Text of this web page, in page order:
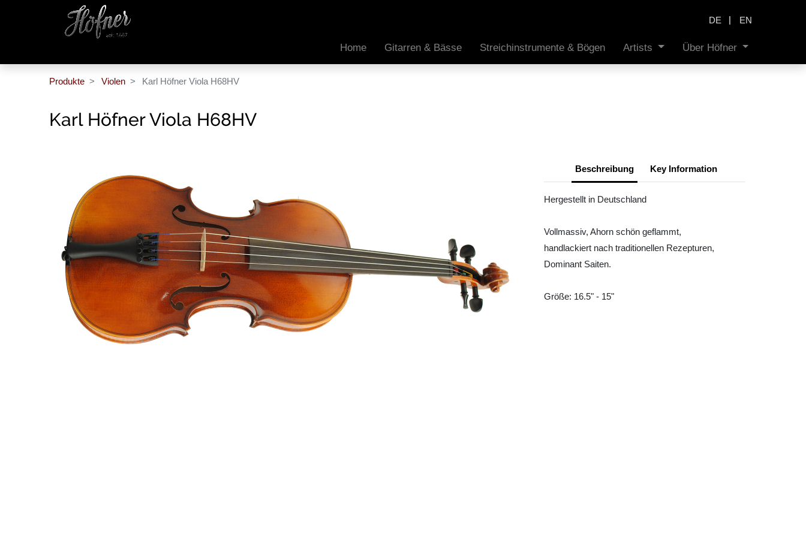
DE | EN
Home Gitarren & Bässe Streichinstrumente & Bögen Artists Über Höfner
Produkte Violen Karl Höfner Viola H68HV
Karl Höfner Viola H68HV
Beschreibung Key Information
Hergestellt in Deutschland
Vollmassiv, Ahorn schön geflammt,
handlackiert nach traditionellen Rezepturen,
Dominant Saiten.
Größe: 16.5" - 15"